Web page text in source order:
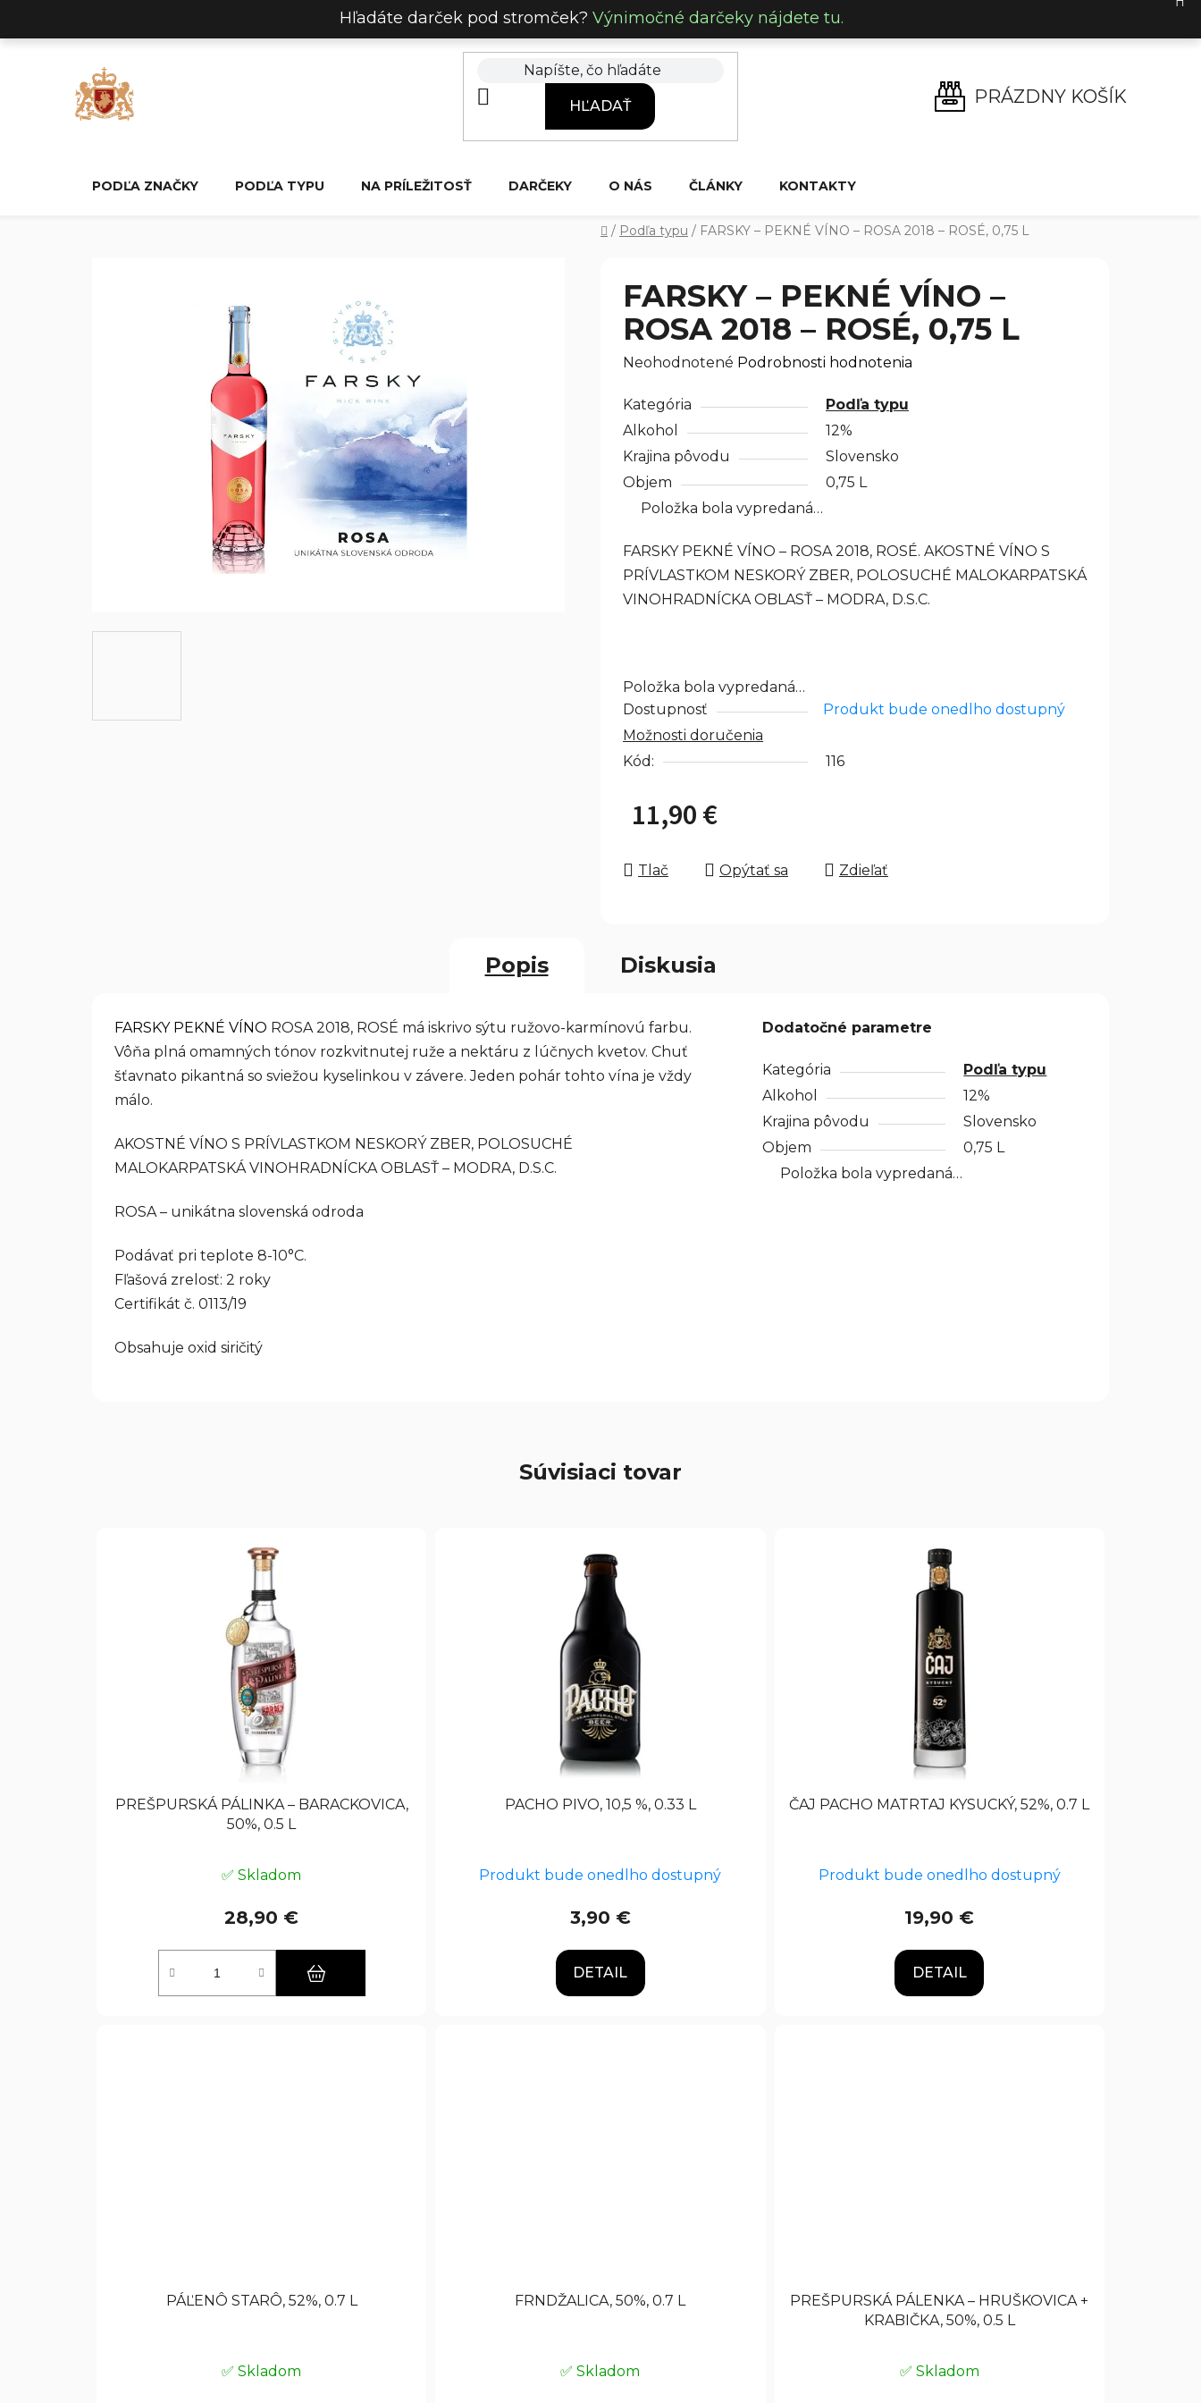
Hľadáte darček pod stromček? Výnimočné darčeky nájdete tu.
HĽADAŤ
NÁKUPNÝ
PRÁZDNY KOŠÍK
PODĽA ZNAČKY PODĽA TYPU NA PRÍLEŽITOSŤ DARČEKY O NÁS ČLÁNKY KONTAKTY
Domov
/ Podľa typu / FARSKY – PEKNÉ VÍNO – ROSA 2018 – ROSÉ, 0,75 L
FARSKY – PEKNÉ VÍNO –
ROSA 2018 – ROSÉ, 0,75 L
Priemerné
produktu
je
0,0
z
Neohodnotené Podrobnosti hodnotenia
Kategória
Podľa typu
Alkohol
12%
Krajina pôvodu
Slovensko
Objem
0,75 L
Položka bola vypredaná…
FARSKY PEKNÉ VÍNO – ROSA 2018, ROSÉ. AKOSTNÉ VÍNO S
PRÍVLASTKOM NESKORÝ ZBER, POLOSUCHÉ MALOKARPATSKÁ
VINOHRADNÍCKA OBLASŤ – MODRA, D.S.C.
Položka bola vypredaná…
Dostupnosť
Produkt bude onedlho dostupný
Možnosti doručenia
Kód:
116
11,90 €
Tlač
Opýtať sa Zdieľať
Popis Diskusia
FARSKY PEKNÉ VÍNO ROSA 2018, ROSÉ má iskrivo sýtu ružovo-karmínovú farbu.
Vôňa plná omamných tónov rozkvitnutej ruže a nektáru z lúčnych kvetov. Chuť
šťavnato pikantná so sviežou kyselinkou v závere. Jeden pohár tohto vína je vždy
málo.
AKOSTNÉ VÍNO S PRÍVLASTKOM NESKORÝ ZBER, POLOSUCHÉ
MALOKARPATSKÁ VINOHRADNÍCKA OBLASŤ – MODRA, D.S.C.
ROSA – unikátna slovenská odroda
Podávať pri teplote 8-10°C.​​​​
Fľašová zrelosť: 2 roky
Certifikát č. 0113/19
Obsahuje oxid siričitý
Dodatočné parametre
Kategória
Podľa typu
Alkohol
12%
Krajina pôvodu
Slovensko
Objem
0,75 L
Položka bola vypredaná…
Súvisiaci tovar
PREŠPURSKÁ PÁLINKA – BARACKOVICA,
50%, 0.5 L
✅ Skladom
28,90 €
PACHO PIVO, 10,5 %, 0.33 L
Produkt bude onedlho dostupný
3,90 €
DETAIL
ČAJ PACHO MATRTAJ KYSUCKÝ, 52%, 0.7 L
Produkt bude onedlho dostupný
19,90 €
DETAIL
PÁĽENÔ STARÔ, 52%, 0.7 L
✅ Skladom
FRNDŽALICA, 50%, 0.7 L
✅ Skladom
PREŠPURSKÁ PÁLENKA – HRUŠKOVICA +
KRABIČKA, 50%, 0.5 L
✅ Skladom